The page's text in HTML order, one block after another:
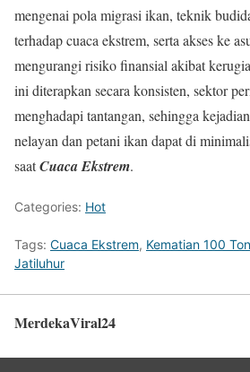
mengenai pola migrasi ikan, teknik
terhadap cuaca ekstrem, serta akses ke
mengurangi risiko finansial akibat
ini diterapkan secara konsisten, sektor
menghadapi tantangan, sehingga
nelayan dan petani ikan dapat di
saatCuaca Ekstrem.
Categories: Hot
Tags: Cuaca Ekstrem, Kematian 100
Jatiluhur
MerdekaViral24